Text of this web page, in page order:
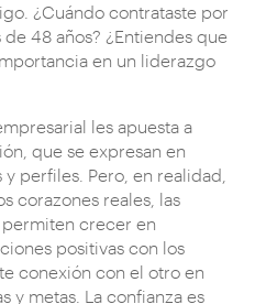
¿Cuándo contrataste por
48 años? ¿Entiendes que
en un liderazgo
les apuesta a
que se expresan en
perfiles. Pero, en realidad,
corazones reales, las
permiten crecer en
positivas con los
conexión con el otro en
y metas. La confianza es